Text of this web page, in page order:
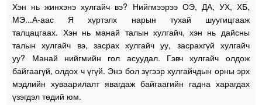
Хэн нь жинхэнэ хулгайч вэ? Нийгмээрээ ОЭ, ДА, УХ, ХБ,
МЭ...А-аас Я хүртэлх нарын тухай шуугицгааж
талцацгаах. Хэн нь манай талын хулгайч, хэн нь дайсны
талын хулгайч вэ, засрах хулгайч уу, засрахгүй хулгайч
уу? Манай нийгмийн гол асуудал. Гэвч хулгайч олдож
байгаагүй, олдох ч үгүй. Энэ бол зүгээр хулгайчдын орны эрх
мэдлийн хуваарилалт явагдаж байгаагийн гадна харагдах
үзэгдэл төдий юм.